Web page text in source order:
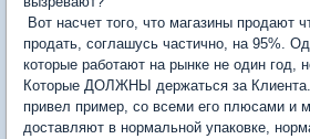
Вот насчет того, что магазины продают
продать, соглашусь частично, на 95%.
которые работают на рынке не один год,
Которые ДОЛЖНЫ держаться за
привел пример, со всеми его плюсами и
доставляют в нормальной упаковке,